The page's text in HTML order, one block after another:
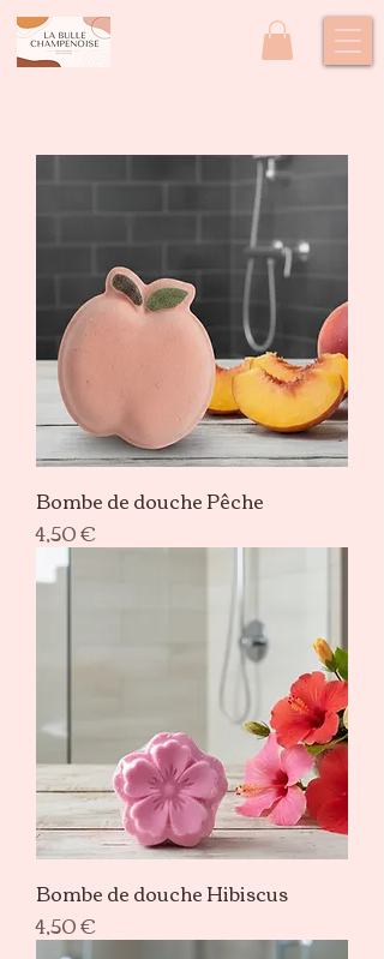
Bombe de douche Pêche
Prix
4,50 €
Bombe de douche Hibiscus
Prix
4,50 €